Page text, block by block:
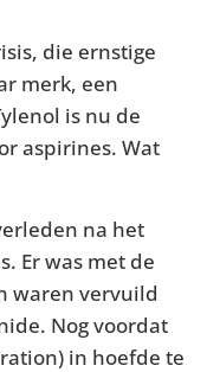
die ernstige
merk, een
is nu de
aspirines. Wat
na het
Er was met de
waren vervuild
Nog voordat
in hoefde te